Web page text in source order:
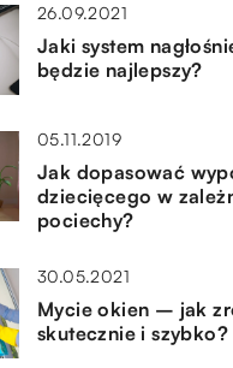
26.09.2021
Jaki system
będzie najlepszy?
05.11.2019
Jak dopasować
dziecięcego w
pociechy?
30.05.2021
Mycie okien – jak
skutecznie i szybko?